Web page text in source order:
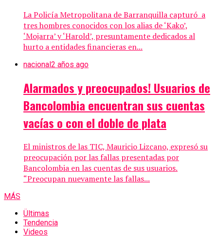
La Policía Metropolitana de Barranquilla capturó a
tres hombres conocidos con los alias de ‘Kako’,
‘Mojarra’ y ‘Harold’, presuntamente dedicados al
hurto a entidades financieras en...
nacional2 años ago
Alarmados y preocupados! Usuarios de
Bancolombia encuentran sus cuentas
vacías o con el doble de plata
El ministros de las TIC, Mauricio Lizcano, expresó su
preocupación por las fallas presentadas por
Bancolombia en las cuentas de sus usuarios.
“Preocupan nuevamente las fallas...
MÁS
Ültimas
Tendencia
Videos